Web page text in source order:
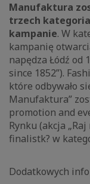
Manufaktura
trzech
kampanie. W
kampanię
napędza Łódź od
since 1852”).
które odbywało
Manufaktura”
promotion and
Rynku (akcja
finalistk? w
Dodatkowych